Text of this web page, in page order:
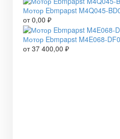
Мотор Ebmpapst M4Q045-
от0,00 ₽
Мотор Ebmpapst M4E068-
от37 400,00 ₽